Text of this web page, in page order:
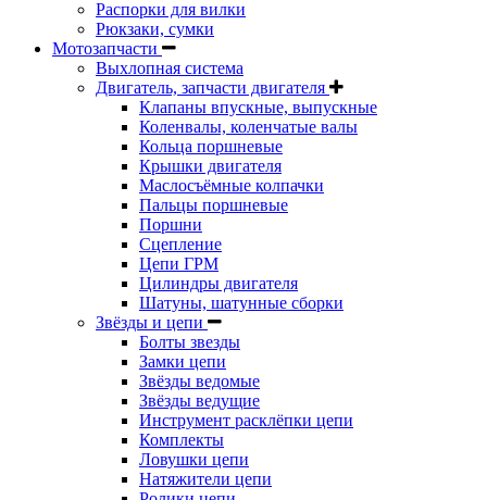
Распорки для вилки
Рюкзаки, сумки
Мотозапчасти
Выхлопная система
Двигатель, запчасти двигателя
Клапаны впускные, выпускные
Коленвалы, коленчатые валы
Кольца поршневые
Крышки двигателя
Маслосъёмные колпачки
Пальцы поршневые
Поршни
Сцепление
Цепи ГРМ
Цилиндры двигателя
Шатуны, шатунные сборки
Звёзды и цепи
Болты звезды
Замки цепи
Звёзды ведомые
Звёзды ведущие
Инструмент расклёпки цепи
Комплекты
Ловушки цепи
Натяжители цепи